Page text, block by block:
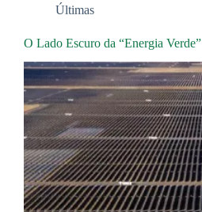
Últimas
O Lado Escuro da “Energia Verde”